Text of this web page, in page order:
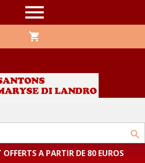

shopping_cart

OFFERTS A PARTIR DE 80 EUROS